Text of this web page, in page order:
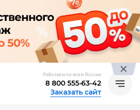
Работаем по всей России
8 800 555-63-42
Заказать сайт